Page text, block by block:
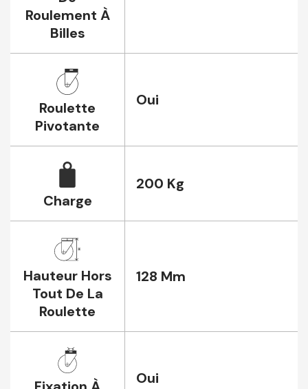
Roulement À
Billes
Roulette
Pivotante
Oui
Charge
200 Kg
Hauteur Hors
Tout De La
Roulette
128 Mm
Oui